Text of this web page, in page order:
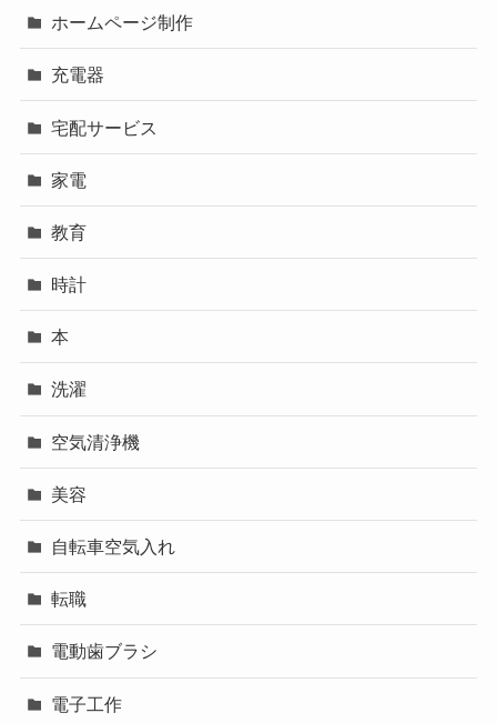
ホームページ制作
充電器
宅配サービス
家電
教育
時計
本
洗濯
空気清浄機
美容
自転車空気入れ
転職
電動歯ブラシ
電子工作